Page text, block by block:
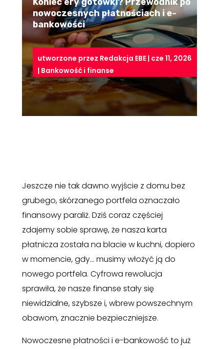
nowoczesnych płatnościach i e-
bankowości
utworzone przez Redakcja EBE | cze 11, 2026
| Bankowość i finanse
Jeszcze nie tak dawno wyjście z domu bez
grubego, skórzanego portfela oznaczało
finansowy paraliż. Dziś coraz częściej
zdajemy sobie sprawę, że nasza karta
płatnicza została na blacie w kuchni, dopiero
w momencie, gdy… musimy włożyć ją do
nowego portfela. Cyfrowa rewolucja
sprawiła, że nasze finanse stały się
niewidzialne, szybsze i, wbrew powszechnym
obawom, znacznie bezpieczniejsze.
Nowoczesne płatności i e-bankowość to już